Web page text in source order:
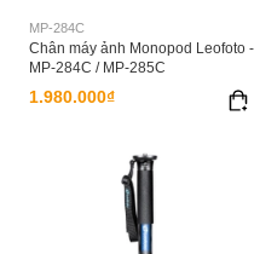
MP-284C
Chân máy ảnh Monopod Leofoto -
MP-284C / MP-285C
1.980.000₫